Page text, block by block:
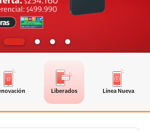
Liberados Línea Nueva